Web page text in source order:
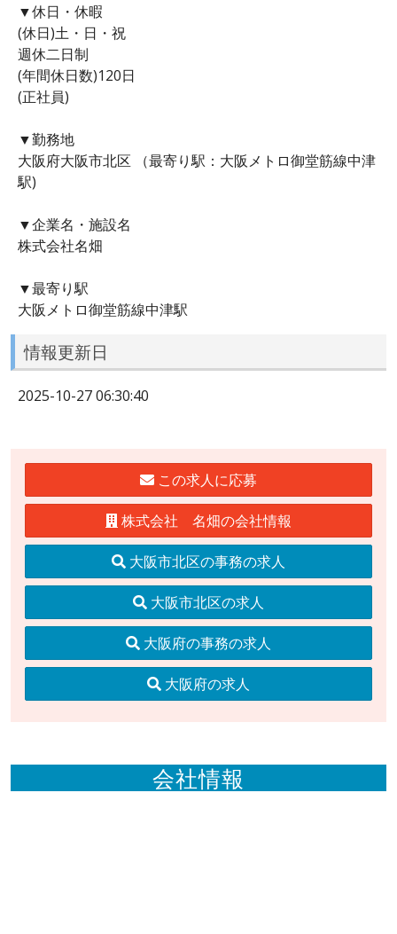
▼休日・休暇
(休日)土・日・祝
週休二日制
(年間休日数)120日
(正社員)
▼勤務地
大阪府大阪市北区 （最寄り駅：大阪メトロ御堂筋線中津
駅)
▼企業名・施設名
株式会社名畑
▼最寄り駅
大阪メトロ御堂筋線中津駅
情報更新日
2025-10-27 06:30:40
この求人に応募
株式会社 名畑の会社情報
大阪市北区の事務の求人
大阪市北区の求人
大阪府の事務の求人
大阪府の求人
会社情報